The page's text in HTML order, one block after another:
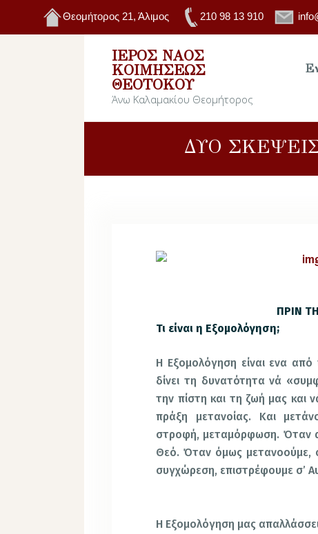
Θεομήτορος 21, Άλιμος 210 98 13 910
ΙΕΡΌΣ ΝΑΌΣ
ΚΟΙΜΉΣΕΩΣ
ΘΕΟΤΌΚΟΥ
Άνω Καλαμακίου Θεομήτορος
ΔΥΟ
ΠΡΙΝ
Τι είναι η Εξομολόγηση;
Η Εξομολόγηση είναι ενα
δίνει τη δυνατότητα νά
την πίστη και τη ζωή μας και
πράξη μετανοίας. Και
στροφή, μεταμόρφωση. Όταν
Θεό. Όταν όμως μετανοούμε,
συγχώρεση, επιστρέφουμε σ’
Η Εξομολόγηση μας